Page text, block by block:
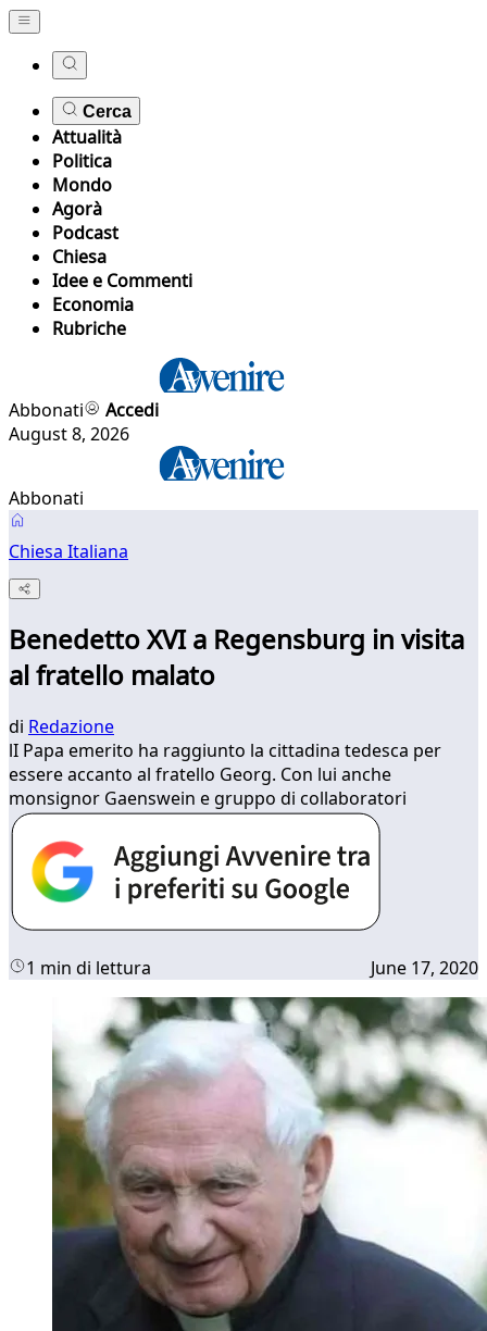
Cerca
Attualità
Politica
Mondo
Agorà
Podcast
Chiesa
Idee e Commenti
Economia
Rubriche
Abbonati
Accedi
August 8, 2026
Abbonati
Chiesa Italiana
Benedetto XVI a Regensburg in visita
al fratello malato
di Redazione
lI Papa emerito ha raggiunto la cittadina tedesca per
essere accanto al fratello Georg. Con lui anche
monsignor Gaenswein e gruppo di collaboratori
1 min di lettura June 17, 2020